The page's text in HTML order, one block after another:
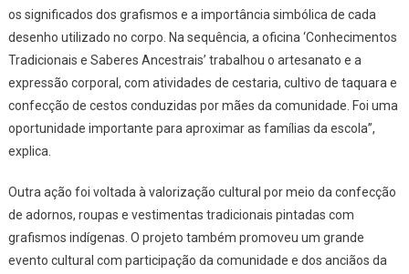
os significados dos grafismos e a importância simbólica de cada
desenho utilizado no corpo. Na sequência, a oficina ‘Conhecimentos
Tradicionais e Saberes Ancestrais’ trabalhou o artesanato e a
expressão corporal, com atividades de cestaria, cultivo de taquara e
confecção de cestos conduzidas por mães da comunidade. Foi uma
oportunidade importante para aproximar as famílias da escola”,
explica.
Outra ação foi voltada à valorização cultural por meio da confecção
de adornos, roupas e vestimentas tradicionais pintadas com
grafismos indígenas. O projeto também promoveu um grande
evento cultural com participação da comunidade e dos anciãos da